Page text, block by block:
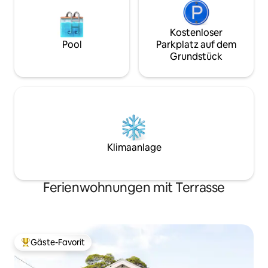
Pool
Kostenloser
Parkplatz auf dem
Grundstück
Klimaanlage
Ferienwohnungen mit Terrasse
Beliebter Gäste-Favorit.
Gäste-Favorit